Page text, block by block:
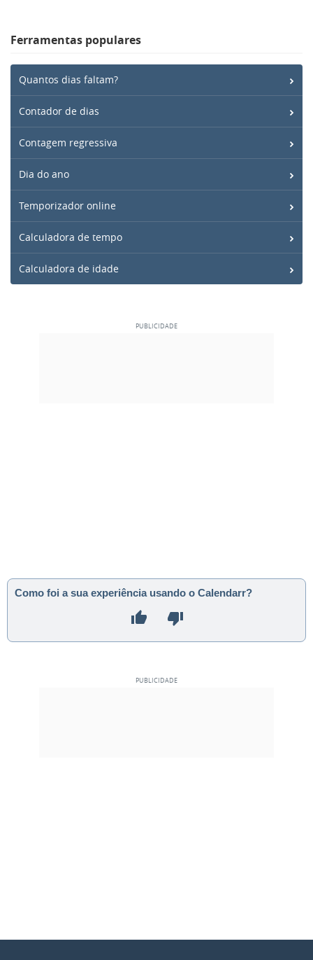
Ferramentas populares
Quantos dias faltam?
Contador de dias
Contagem regressiva
Dia do ano
Temporizador online
Calculadora de tempo
Calculadora de idade
Como foi a sua experiência usando o Calendarr?